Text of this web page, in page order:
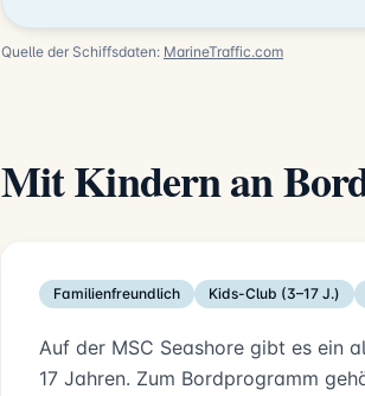
Quelle der Schiffsdaten: MarineTraffic.com
Mit Kindern an
Familienfreundlich Kids-Club (3–17 J.)
Auf der MSC Seashore gibt es ein
17 Jahren. Zum Bordprogramm